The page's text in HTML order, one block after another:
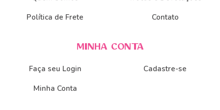
Política de Frete
Contato
MINHA CONTA
Faça seu Login
Cadastre-se
Minha Conta